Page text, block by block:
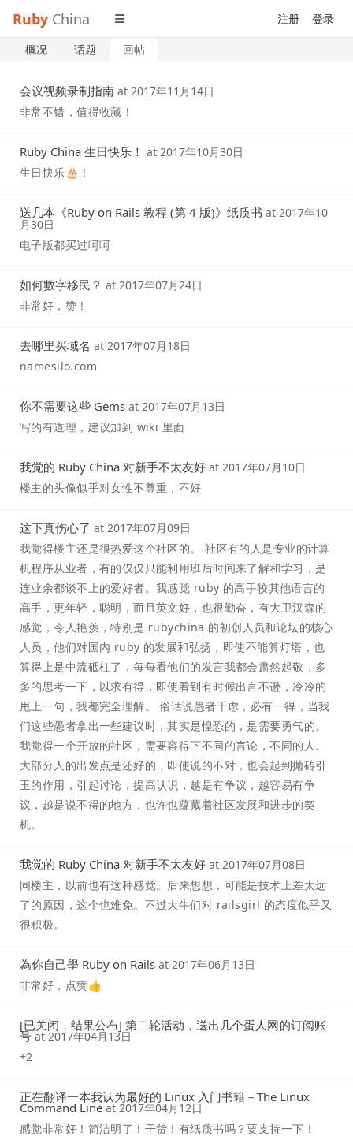
Ruby China 注册 登录
概况 话题 回帖
会议视频录制指南 at 2017年11月14日
非常不错，值得收藏！
Ruby China 生日快乐！ at 2017年10月30日
生日快乐🎂！
送几本《Ruby on Rails 教程 (第 4 版)》纸质书 at 2017年10
月30日
电子版都买过呵呵
如何數字移民？ at 2017年07月24日
非常好，赞！
去哪里买域名 at 2017年07月18日
namesilo.com
你不需要这些 Gems at 2017年07月13日
写的有道理，建议加到 wiki 里面
我觉的 Ruby China 对新手不太友好 at 2017年07月10日
楼主的头像似乎对女性不尊重，不好
这下真伤心了 at 2017年07月09日
我觉得楼主还是很热爱这个社区的。 社区有的人是专业的计算
机程序从业者，有的仅仅只能利用班后时间来了解和学习，是
连业余都谈不上的爱好者。我感觉 ruby 的高手较其他语言的
高手，更年轻，聪明，而且英文好，也很勤奋，有大卫汉森的
感觉，令人艳羡，特别是 rubychina 的初创人员和论坛的核心
人员，他们对国内 ruby 的发展和弘扬，即使不能算灯塔，也
算得上是中流砥柱了，每每看他们的发言我都会肃然起敬，多
多的思考一下，以求有得，即使看到有时候出言不逊，冷冷的
甩上一句，我都完全理解。 俗话说愚者千虑，必有一得，当我
们这些愚者拿出一些建议时，其实是惶恐的，是需要勇气的。
我觉得一个开放的社区，需要容得下不同的言论，不同的人。
大部分人的出发点是还好的，即使说的不对，也会起到抛砖引
玉的作用，引起讨论，提高认识，越是有争议，越容易有争
议，越是说不得的地方，也许也蕴藏着社区发展和进步的契
机。
我觉的 Ruby China 对新手不太友好 at 2017年07月08日
同楼主，以前也有这种感觉。后来想想，可能是技术上差太远
了的原因，这个也难免。不过大牛们对 railsgirl 的态度似乎又
很积极。
為你自己學 Ruby on Rails at 2017年06月13日
非常好，点赞👍
[已关闭，结果公布] 第二轮活动，送出几个蛋人网的订阅账
号 at2017年04月13日
+2
正在翻译一本我认为最好的 Linux 入门书籍－The Linux
Command Line at2017年04月12日
感觉非常好！简洁明了！干货！有纸质书吗？要支持一下！